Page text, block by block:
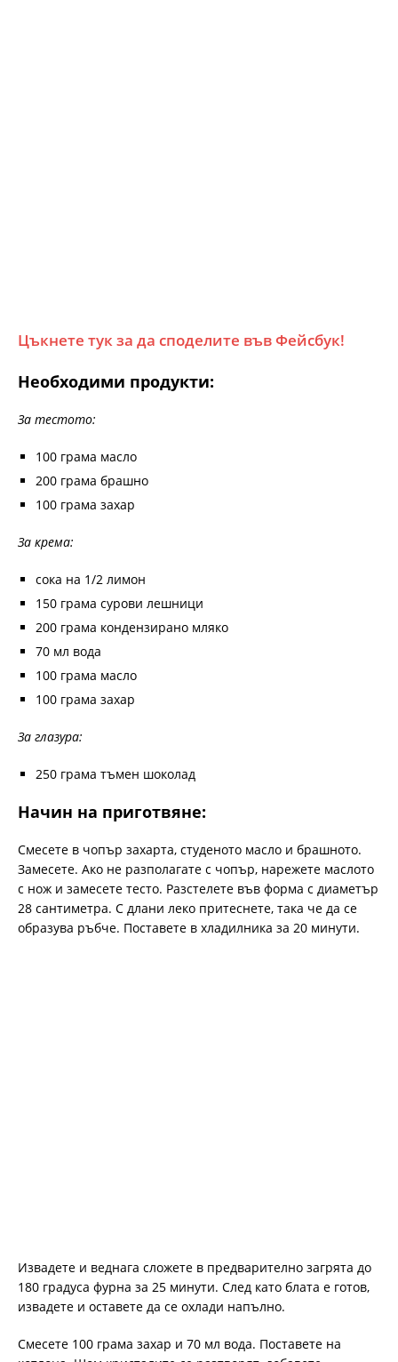
Цъкнете тук за да споделите във Фейсбук!
Необходими продукти:
За тестото:
100 грама масло
200 грама брашно
100 грама захар
За крема:
сока на 1/2 лимон
150 грама сурови лешници
200 грама кондензирано мляко
70 мл вода
100 грама масло
100 грама захар
За глазура:
250 грама тъмен шоколад
Начин на приготвяне:
Смесете в чопър захарта, студеното масло и брашното.
Замесете. Ако не разполагате с чопър, нарежете маслото
с нож и замесете тесто. Разстелете във форма с диаметър
28 сантиметра. С длани леко притеснете, така че да се
образува ръбче. Поставете в хладилника за 20 минути.
Извадете и веднага сложете в предварително загрята до
180 градуса фурна за 25 минути. След като блата е готов,
извадете и оставете да се охлади напълно.
Смесете 100 грама захар и 70 мл вода. Поставете на